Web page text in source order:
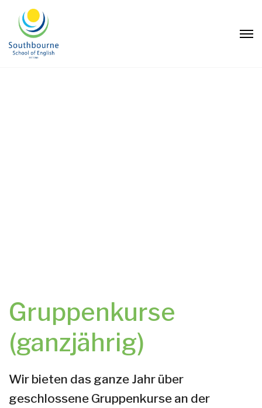
Gruppenkurse
(ganzjährig)
Wir bieten das ganze Jahr über
geschlossene Gruppenkurse an der